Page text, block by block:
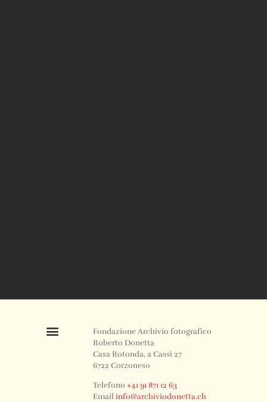
Fondazione Archivio fotografico
Roberto Donetta
Casa Rotonda, a Cassì 27
6722 Corzoneso
Telefono+41 91 871 12 63
Emailinfo@archiviodonetta.ch